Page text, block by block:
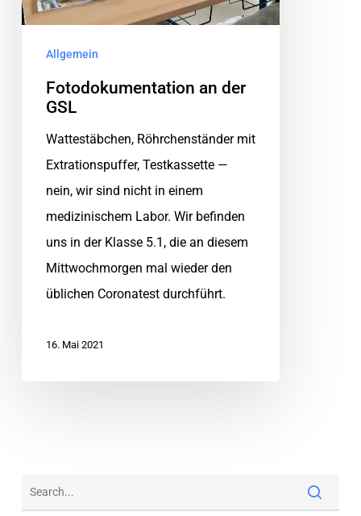
Allgemein
Fotodokumentation an der
GSL
Wattestäbchen, Röhrchenständer mit
Extrationspuffer, Testkassette —
nein, wir sind nicht in einem
medizinischem Labor. Wir befinden
uns in der Klasse 5.1, die an diesem
Mittwochmorgen mal wieder den
üblichen Coronatest durchführt.
16. Mai 2021